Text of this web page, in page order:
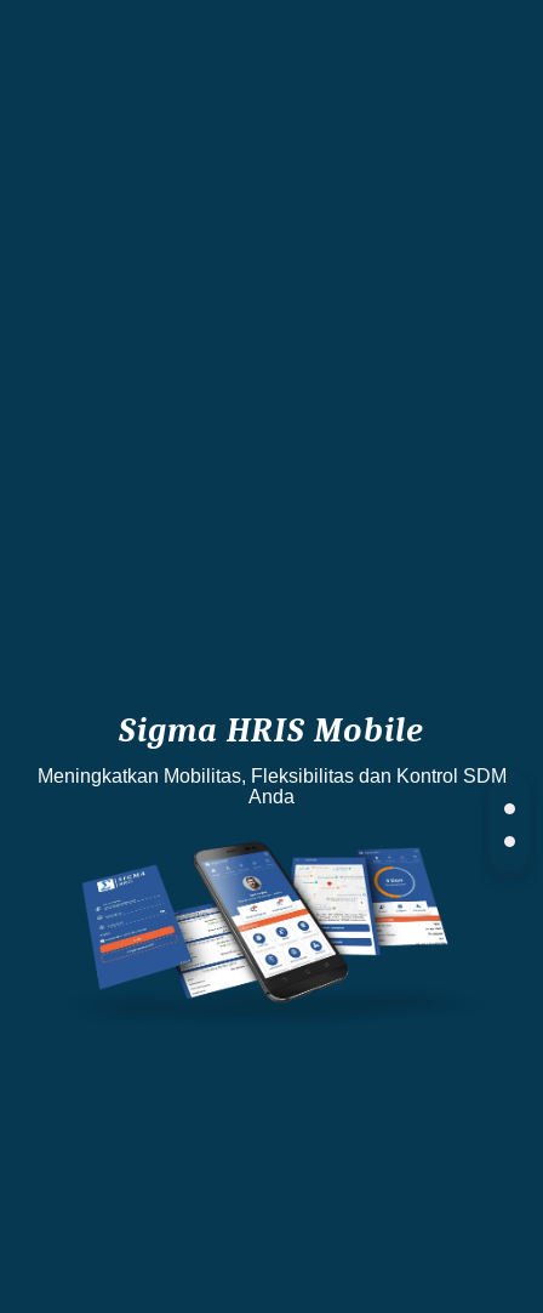
Sigma HRIS Mobile
Meningkatkan Mobilitas, Fleksibilitas dan Kontrol SDM
Anda